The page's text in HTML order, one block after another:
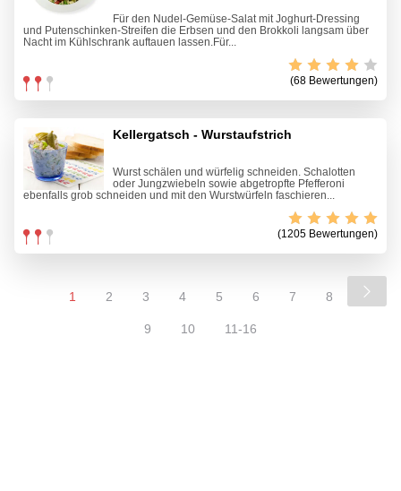
Für den Nudel-Gemüse-Salat mit Joghurt-Dressing
und Putenschinken-Streifen die Erbsen und den Brokkoli langsam über
Nacht im Kühlschrank auftauen lassen.Für...
(68 Bewertungen)
Kellergatsch - Wurstaufstrich
Wurst schälen und würfelig schneiden. Schalotten
oder Jungzwiebeln sowie abgetropfte Pfefferoni
ebenfalls grob schneiden und mit den Wurstwürfeln faschieren...
(1205 Bewertungen)
1 2 3 4 5 6 7 8
9 10 11-16